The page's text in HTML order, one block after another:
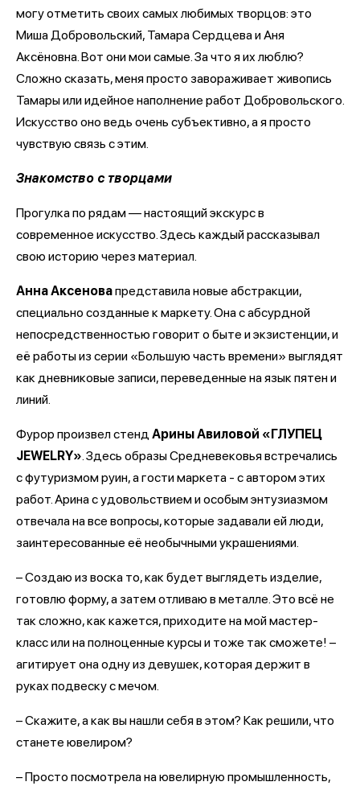
могу отметить своих самых любимых творцов: это
Миша Добровольский, Тамара Сердцева и Аня
Аксёновна. Вот они мои самые. За что я их люблю?
Сложно сказать, меня просто завораживает живопись
Тамары или идейное наполнение работ Добровольского.
Искусство оно ведь очень субъективно, а я просто
чувствую связь с этим.
Знакомство с творцами
Прогулка по рядам — настоящий экскурс в
современное искусство. Здесь каждый рассказывал
свою историю через материал.
Анна Аксеновапредставила новые абстракции,
специально созданные к маркету. Она с абсурдной
непосредственностью говорит о быте и экзистенции, и
её работы из серии «Большую часть времени» выглядят
как дневниковые записи, переведенные на язык пятен и
линий.
Фурор произвел стендАрины Авиловой «ГЛУПЕЦ
JEWELRY». Здесь образы Средневековья встречались
с футуризмом руин, а гости маркета - с автором этих
работ. Арина с удовольствием и особым энтузиазмом
отвечала на все вопросы, которые задавали ей люди,
заинтересованные её необычными украшениями.
– Создаю из воска то, как будет выглядеть изделие,
готовлю форму, а затем отливаю в металле. Это всё не
так сложно, как кажется, приходите на мой мастер-
класс или на полноценные курсы и тоже так сможете! –
агитирует она одну из девушек, которая держит в
руках подвеску с мечом.
– Скажите, а как вы нашли себя в этом? Как решили, что
станете ювелиром?
– Просто посмотрела на ювелирную промышленность,